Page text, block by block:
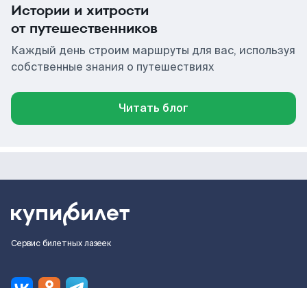
Истории и хитрости
от путешественников
Каждый день строим маршруты для вас, используя
собственные знания о путешествиях
Читать блог
Сервис билетных лазеек